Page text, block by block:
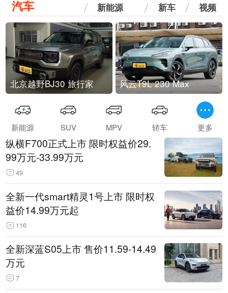
汽车 新能源 新车 视频
北京越野BJ30 旅行家 风云T9L 230 Max
新能源 SUV MPV 轿车 更多
纵横F700正式上市 限时权益价29.
99万元-33.99万元
49
全新一代smart精灵1号上市 限时权
益价14.99万元起
116
全新深蓝S05上市 售价11.59-14.49
万元
7